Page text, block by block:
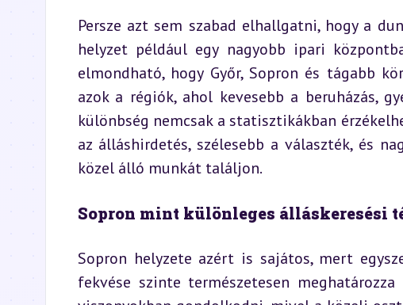
Persze azt sem szabad elhallgatni, hogy a
helyzet például egy nagyobb ipari
elmondható, hogy Győr, Sopron és tágabb
azok a régiók, ahol kevesebb a beruházás,
különbség nemcsak a statisztikákban
az álláshirdetés, szélesebb a választék, és
közel álló munkát találjon.
Sopron mint különleges álláskeresési
Sopron helyzete azért is sajátos, mert
fekvése szinte természetesen